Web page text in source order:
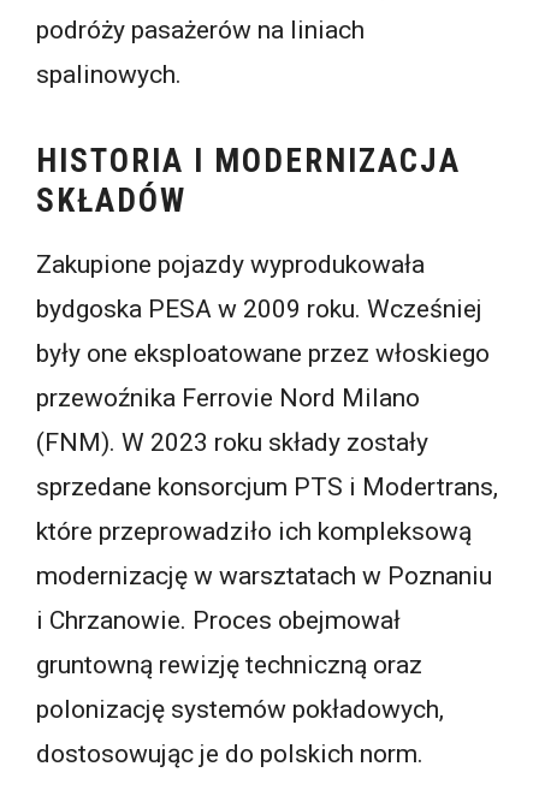
podróży pasażerów na liniach
spalinowych.
HISTORIA I MODERNIZACJA
SKŁADÓW
Zakupione pojazdy wyprodukowała
bydgoska PESA w 2009 roku. Wcześniej
były one eksploatowane przez włoskiego
przewoźnika Ferrovie Nord Milano
(FNM). W 2023 roku składy zostały
sprzedane konsorcjum PTS i Modertrans,
które przeprowadziło ich kompleksową
modernizację w warsztatach w Poznaniu
i Chrzanowie. Proces obejmował
gruntowną rewizję techniczną oraz
polonizację systemów pokładowych,
dostosowując je do polskich norm.